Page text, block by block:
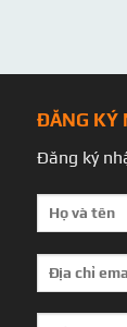
ĐĂNG KÝ
Đăng ký